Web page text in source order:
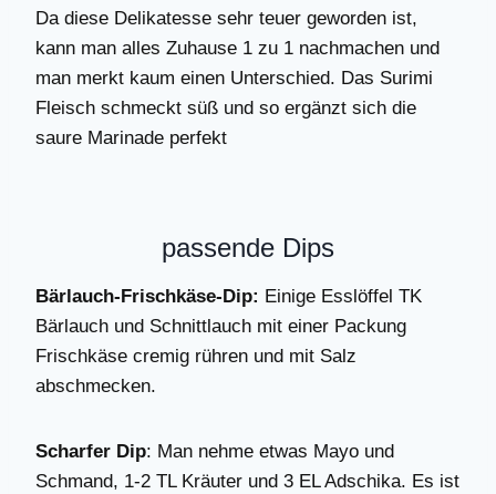
Da diese Delikatesse sehr teuer geworden ist,
kann man alles Zuhause 1 zu 1 nachmachen und
man merkt kaum einen Unterschied. Das Surimi
Fleisch schmeckt süß und so ergänzt sich die
saure Marinade perfekt
passende Dips
Bärlauch-Frischkäse-Dip: Einige Esslöffel TK
Bärlauch und Schnittlauch mit einer Packung
Frischkäse cremig rühren und mit Salz
abschmecken.
Scharfer Dip: Man nehme etwas Mayo und
Schmand, 1-2 TL Kräuter und 3 EL Adschika. Es ist